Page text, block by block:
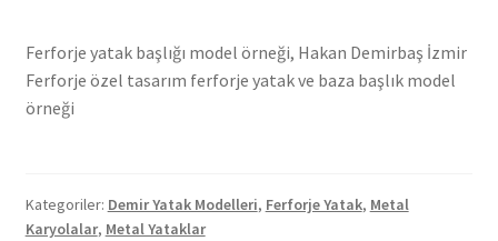
Ferforje yatak başlığı model örneği, Hakan Demirbaş İzmir
Ferforje özel tasarım ferforje yatak ve baza başlık model
örneği
Kategoriler: Demir Yatak Modelleri, Ferforje Yatak, Metal
Karyolalar, Metal Yataklar